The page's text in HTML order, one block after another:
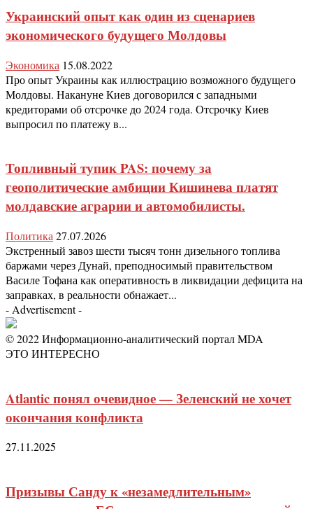
Украинский опыт как один из сценариев
экономического будущего Молдовы
Экономика 15.08.2022
Про опыт Украины как иллюстрацию возможного будущего
Молдовы. Накануне Киев договорился с западными
кредиторами об отсрочке до 2024 года. Отсрочку Киев
выпросил по платежу в...
Топливный тупик PAS: почему за
геополитические амбиции Кишинева платят
молдавские аграрии и автомобилисты.
Политика 27.07.2026
Экстренный завоз шести тысяч тонн дизельного топлива
баржами через Дунай, преподносимый правительством
Василе Тофана как оперативность в ликвидации дефицита на
заправках, в реальности обнажает...
- Advertisement -
© 2022 Информационно-аналитический портал MDA
ЭТО ИНТЕРЕСНО
Atlantic понял очевидное — Зеленский не хочет
окончания конфликта
27.11.2025
Призывы Санду к «незамедлительным»